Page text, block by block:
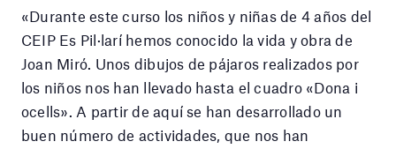
«Durante este curso los niños y niñas de 4 años del
CEIP Es Pil·larí hemos conocido la vida y obra de
Joan Miró. Unos dibujos de pájaros realizados por
los niños nos han llevado hasta el cuadro «Dona i
ocells». A partir de aquí se han desarrollado un
buen número de actividades, que nos han